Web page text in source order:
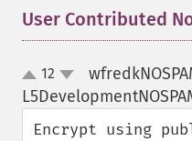
User Contributed
up
down
12
Encrypt using